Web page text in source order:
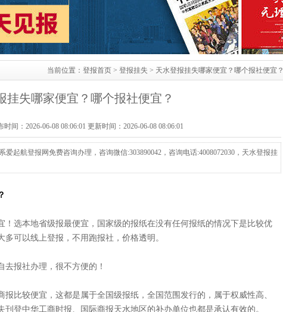
当前位置： 登报首页 > 登报挂失 > 天水登报挂失哪家便宜？哪个报社便宜？
挂失哪家便宜？哪个报社便宜？
间：2026-06-08 08:06:01 更新时间：2026-06-08 08:06:01
起航登报网免费咨询办理，咨询微信:303890042，咨询电话:4008072030，天水登报挂
！选本地省级报最便宜，国家级的报纸在没有任何报纸的情况下是比较优
可以线上登报，不用跑报社，价格透明。
报社办理，很不方便的！
比较便宜，这都是属于全国级报纸，全国范围发行的，属于权威性高、
登中华工商时报、国际商报天水地区的补办单位也都是承认有效的。